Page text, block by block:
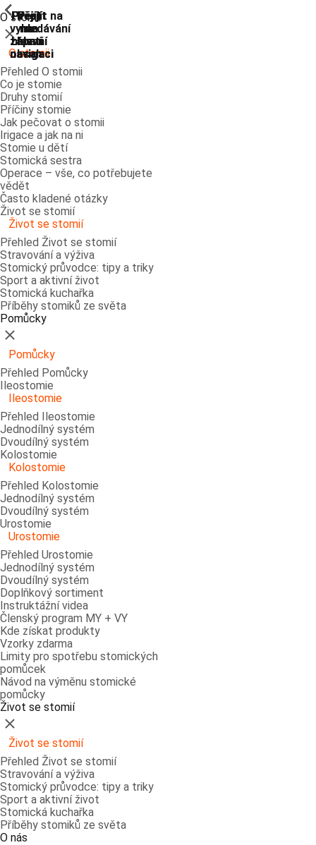
Přejít na
vyhledávání
Přejít
na
hlavní
navigaci
Přejít
na
hlavní
navigaci
Přejít
na
hlavní
obsah
Přejít
na
zápatí
O stomii
ShowPrevious
Zavřít
O stomii
Přehled O stomii
Co je stomie
Druhy stomií
Příčiny stomie
Jak pečovat o stomii
Irigace a jak na ni
Stomie u dětí
Stomická sestra
Operace – vše, co potřebujete
vědět
Často kladené otázky
Život se stomií
ShowPrevious
Život se stomií
Přehled Život se stomií
Stravování a výživa
Stomický průvodce: tipy a triky
Sport a aktivní život
Stomická kuchařka
Příběhy stomiků ze světa
Pomůcky
ShowPrevious
Zavřít
Pomůcky
Přehled Pomůcky
Ileostomie
ShowPrevious
Ileostomie
Přehled Ileostomie
Jednodílný systém
Dvoudílný systém
Kolostomie
ShowPrevious
Kolostomie
Přehled Kolostomie
Jednodílný systém
Dvoudílný systém
Urostomie
ShowPrevious
Urostomie
Přehled Urostomie
Jednodílný systém
Dvoudílný systém
Doplňkový sortiment
Instruktážní videa
Členský program MY + VY
Kde získat produkty
Vzorky zdarma
Limity pro spotřebu stomických
pomůcek
Návod na výměnu stomické
pomůcky
Život se stomií
ShowPrevious
Zavřít
Život se stomií
Přehled Život se stomií
Stravování a výživa
Stomický průvodce: tipy a triky
Sport a aktivní život
Stomická kuchařka
Příběhy stomiků ze světa
O nás
ShowPrevious